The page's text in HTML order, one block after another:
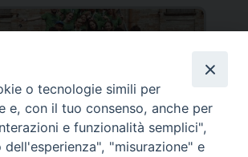
Missionario Diocesano
o tecnologie simili per
e, con il tuo consenso, anche per
e funzionalità semplici",
"misurazione" e